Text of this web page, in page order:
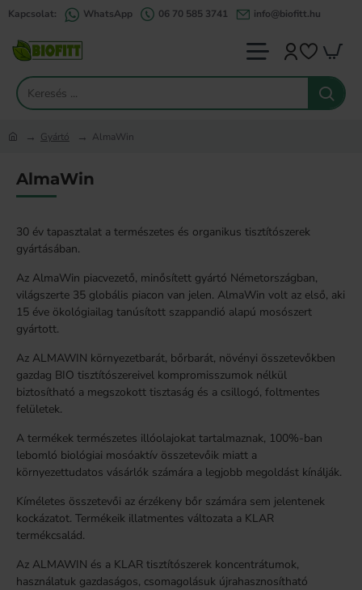
Kapcsolat: WhatsApp 06 70 585 3741 info@biofitt.hu
Keresés
Gyártó AlmaWin
AlmaWin
30 év tapasztalat a természetes és organikus tisztítószerek
gyártásában.
Az AlmaWin piacvezető, minősített gyártó Németországban,
világszerte 35 globális piacon van jelen. AlmaWin volt az első, aki
15 éve ökológiailag tanúsított szappandió alapú mosószert
gyártott.
Az ALMAWIN környezetbarát, bőrbarát, növényi összetevőkben
gazdag BIO tisztítószereivel kompromisszumok nélkül
biztosítható a megszokott tisztaság és a csillogó, foltmentes
felületek.
A termékek természetes illóolajokat tartalmaznak, 100%-ban
lebomló biológiai mosóaktív összetevőik miatt a
környezettudatos vásárlók számára a legjobb megoldást kínálják.
Kíméletes összetevői az érzékeny bőr számára sem jelentenek
kockázatot. Termékeik illatmentes változata a KLAR
termékcsalád.
Az ALMAWIN és a KLAR tisztítószerek koncentrátumok,
használatuk gazdaságos, csomagolásuk újrahasznosítható